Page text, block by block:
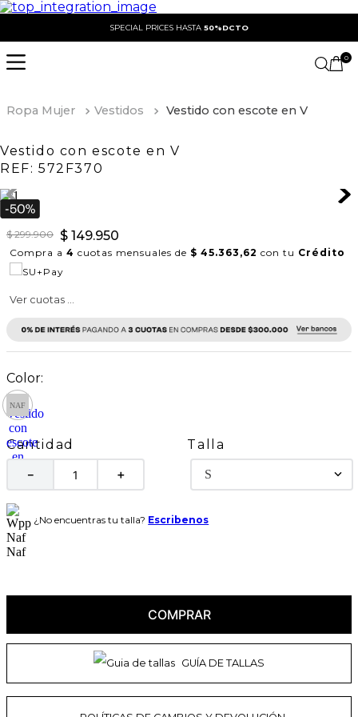
SPECIAL PRICES HASTA 50%DCTO
0
Ropa Mujer Vestidos Vestido con escote en V
Vestido con escote en V
REF: 572F370
$ 299.900 $ 149.950
Compra a 4 cuotas mensuales de $ 45.363,62 con tu Crédito
Ver cuotas ...
Cantidad
＋
－
Talla
S
¿No encuentras tu talla? Escribenos
COMPRAR
GUÍA DE TALLAS